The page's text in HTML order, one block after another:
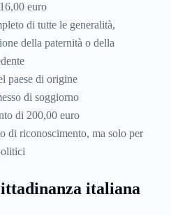
euro
di tutte le generalità,
della paternità o della
paese di origine
di soggiorno
di 200,00 euro
di riconoscimento, ma solo per
italiana